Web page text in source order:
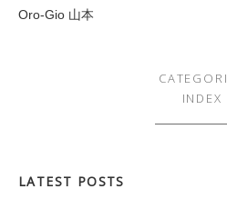
Oro-Gio 山本
INDEX
LATEST POSTS